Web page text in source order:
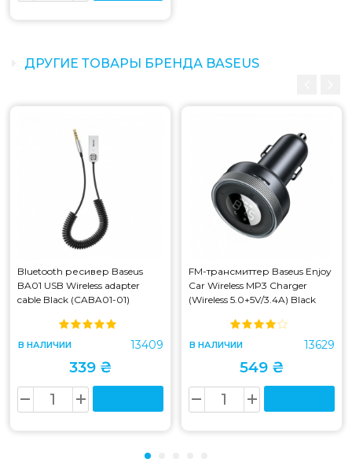
ДРУГИЕ ТОВАРЫ БРЕНДА BASEUS
Bluetooth ресивер Baseus
BA01 USB Wireless adapter
cable Black (CABA01-01)
В НАЛИЧИИ 13409
339 ₴
FM-трансмиттер Baseus Enjoy
Car Wireless MP3 Charger
(Wireless 5.0+5V/3.4A) Black
В НАЛИЧИИ 13629
549 ₴